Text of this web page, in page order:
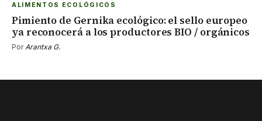
ALIMENTOS ECOLÓGICOS
Pimiento de Gernika ecológico: el sello europeo
ya reconocerá a los productores BIO / orgánicos
Por Arantxa G.